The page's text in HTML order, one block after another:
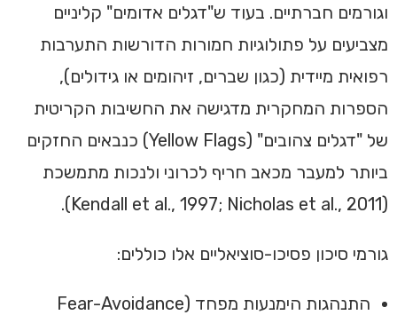
וגורמים חברתיים. בעוד ש"דגלים אדומים" קליניים
מצביעים על פתולוגיות חמורות הדורשות התערבות
רפואית מיידית (כגון שברים, זיהומים או גידולים),
הספרות המחקרית מדגישה את החשיבות הקריטית
של "דגלים צהובים" (Yellow Flags) כנבאים החזקים
ביותר למעבר מכאב חריף לכרוני ולנכות מתמשכת
(Kendall et al., 1997; Nicholas et al., 2011).
גורמי סיכון פסיכו-סוציאליים אלו כוללים:
התנהגות הימנעות מפחד (Fear-Avoidance